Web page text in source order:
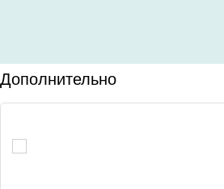
Дополнительно